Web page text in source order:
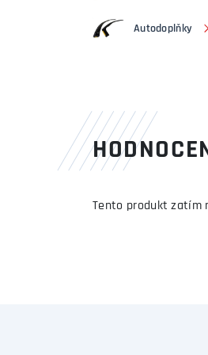
Autodoplňky
Tento produkt zatím